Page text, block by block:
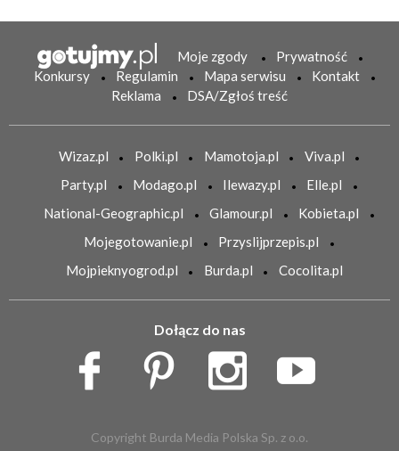
Moje zgody
Prywatność
Konkursy
Regulamin Mapa serwisu
Kontakt
Reklama
DSA/Zgłoś treść
Wizaz.pl Polki.pl Mamotoja.pl
Viva.pl
Party.pl
Modago.pl Ilewazy.pl
Elle.pl
National-Geographic.pl
Glamour.pl
Kobieta.pl
Mojegotowanie.pl
Przyslijprzepis.pl
Mojpieknyogrod.pl
Burda.pl Cocolita.pl
Dołącz do nas
Copyright Burda Media Polska Sp. z o.o.